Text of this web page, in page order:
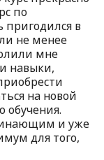
по
в
не менее
мне
навыки,
на новой
обучения.
и уже
для того,